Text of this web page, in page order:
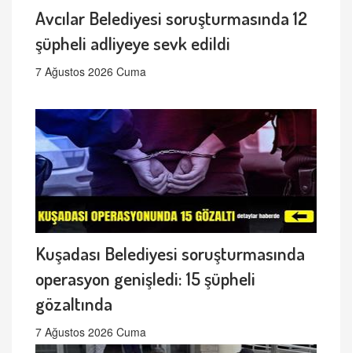
Avcılar Belediyesi soruşturmasında 12
şüpheli adliyeye sevk edildi
7 Ağustos 2026 Cuma
Kuşadası Belediyesi soruşturmasında
operasyon genişledi: 15 şüpheli
gözaltında
7 Ağustos 2026 Cuma